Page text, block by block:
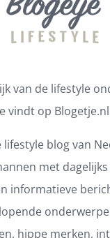
van de lifestyle
vindt op
lifestyle blog van
met
informatieve
hippe merken,